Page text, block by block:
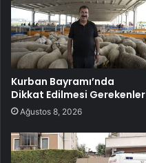
Kurban Bayramı’nda
Dikkat Edilmesi Gerekenler
Ağustos 8, 2026